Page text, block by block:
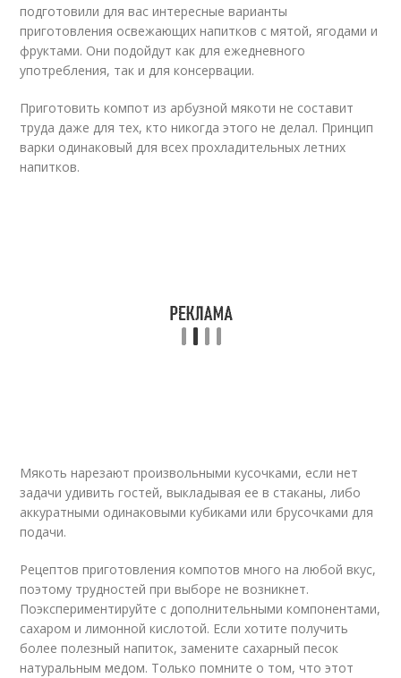
подготовили для вас интересные варианты
приготовления освежающих напитков с мятой, ягодами и
фруктами. Они подойдут как для ежедневного
употребления, так и для консервации.
Приготовить компот из арбузной мякоти не составит
труда даже для тех, кто никогда этого не делал. Принцип
варки одинаковый для всех прохладительных летних
напитков.
Мякоть нарезают произвольными кусочками, если нет
задачи удивить гостей, выкладывая ее в стаканы, либо
аккуратными одинаковыми кубиками или брусочками для
подачи.
Рецептов приготовления компотов много на любой вкус,
поэтому трудностей при выборе не возникнет.
Поэкспериментируйте с дополнительными компонентами,
сахаром и лимонной кислотой. Если хотите получить
более полезный напиток, замените сахарный песок
натуральным медом. Только помните о том, что этот